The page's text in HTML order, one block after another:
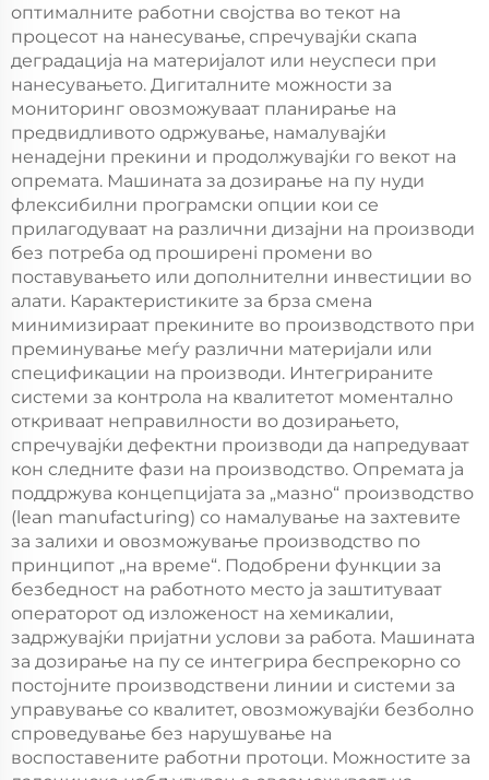
оптималните работни својства во текот на
процесот на нанесување, спречувајќи скапа
деградација на материјалот или неуспеси при
нанесувањето. Дигиталните можности за
мониторинг овозможуваат планирање на
предвидливото одржување, намалувајќи
ненадејни прекини и продолжувајќи го векот на
опремата. Машината за дозирање на пу нуди
флексибилни програмски опции кои се
прилагодуваат на различни дизајни на производи
без потреба од проширенi промени во
поставувањето или дополнителни инвестиции во
алати. Карактеристиките за брза смена
минимизираат прекините во производството при
преминување меѓу различни материјали или
спецификации на производи. Интегрираните
системи за контрола на квалитетот моментално
откриваат неправилности во дозирањето,
спречувајќи дефектни производи да напредуваат
кон следните фази на производство. Опремата ја
поддржува концепцијата за „мазно“ производство
(lean manufacturing) со намалување на захтевите
за залихи и овозможување производство по
принципот „на време“. Подобрени функции за
безбедност на работното место ја заштитуваат
операторот од изложеност на хемикалии,
задржувајќи пријатни услови за работа. Машината
за дозирање на пу се интегрира беспрекорно со
постојните производствени линии и системи за
управување со квалитет, овозможувајќи безболно
спроведување без нарушување на
воспоставените работни протоци. Можностите за